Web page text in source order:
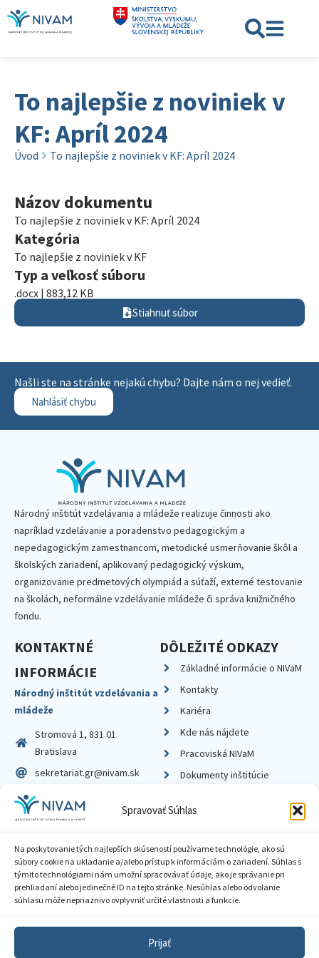
Spravovať Súhlas
Na poskytovanie tých najlepších skúseností používame technológie, ako sú
súbory cookie na ukladanie a/alebo prístup k informáciám o zariadení. Súhlas s
týmito technológiami nám umožní spracovávať údaje, ako je správanie pri
prehliadaní alebo jedinečné ID na tejto stránke. Nesúhlas alebo odvolanie
súhlasu môže nepriaznivo ovplyvniť určité vlastnosti a funkcie.
Prijať
To najlepšie z noviniek v
KF: Apríl 2024
Úvod To najlepšie z noviniek v KF: Apríl 2024
Názov dokumentu
To najlepšie z noviniek v KF: Apríl 2024
Kategória
To najlepšie z noviniek v KF
Typ a veľkosť súboru
.docx | 883,12 KB
Stiahnuť súbor
Našli ste na stránke nejakú chybu? Dajte nám o nej vedieť.
Nahlásiť chybu
Národný inštitút vzdelávania a mládeže realizuje činnosti ako
napríklad vzdelávanie a poradenstvo pedagogickým a
nepedagogickým zamestnancom, metodické usmerňovanie škôl a
školských zariadení, aplikovaný pedagogický výskum,
organizovanie predmetových olympiád a súťaží, externé testovanie
na školách, neformálne vzdelávanie mládeže či správa knižničného
fondu.
KONTAKTNÉ
INFORMÁCIE
Národný inštitút vzdelávania a
mládeže
Stromová 1, 831 01
Bratislava
sekretariat.gr@nivam.sk
IČO: 00164348
DIČ: 2020798714
DÔLEŽITÉ ODKAZY
Základné informácie o NIVaM
Kontakty
Kariéra
Kde nás nájdete
Pracoviská NIVaM
Dokumenty inštitúcie
Zásady ochrany súkromia
Sprístupnenie informácií